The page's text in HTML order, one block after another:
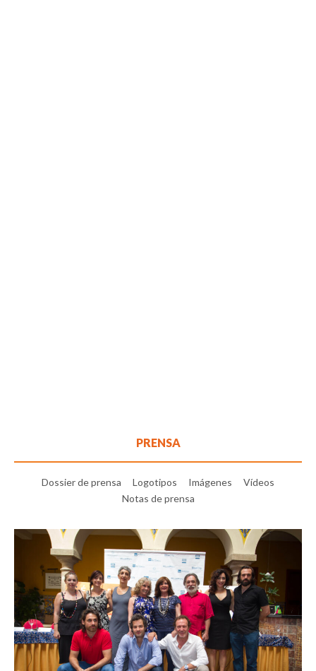
PRENSA
Dossier de prensa Logotipos Imágenes
Vídeos
Notas de prensa